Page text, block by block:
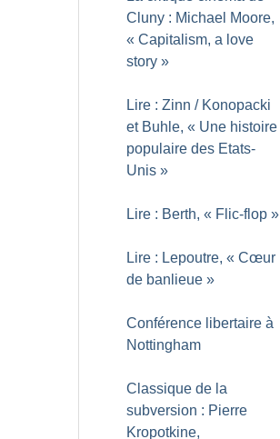
Cluny : Michael Moore,
« Capitalism, a love
story »
Lire : Zinn / Konopacki
et Buhle, « Une histoire
populaire des Etats-
Unis »
Lire : Berth, « Flic-flop »
Lire : Lepoutre, « Cœur
de banlieue »
Conférence libertaire à
Nottingham
Classique de la
subversion : Pierre
Kropotkine,